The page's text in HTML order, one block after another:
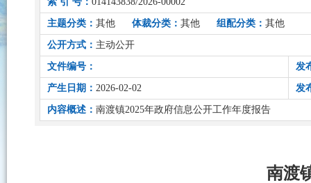
主题分类： 其他 体裁分类： 其他 组配分类： 其他
公开方式： 主动公开
文件编号： 发
产生日期： 2026-02-02 发
内容概述： 南渡镇2025年政府信息公开工作年度报告
南渡